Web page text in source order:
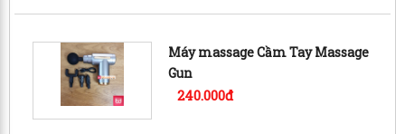
Máy massage Cầm Tay Massage
Gun
240.000đ